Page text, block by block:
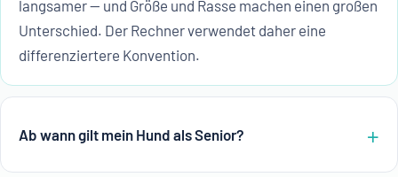
langsamer — und Größe und Rasse machen einen großen
Unterschied. Der Rechner verwendet daher eine
differenziertere Konvention.
Ab wann gilt mein Hund als Senior?